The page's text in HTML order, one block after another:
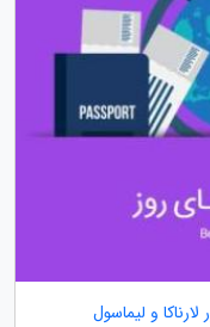
و لیماسول